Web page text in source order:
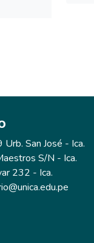
San José - Ica.
S/N - Ica.
232 - Ica.